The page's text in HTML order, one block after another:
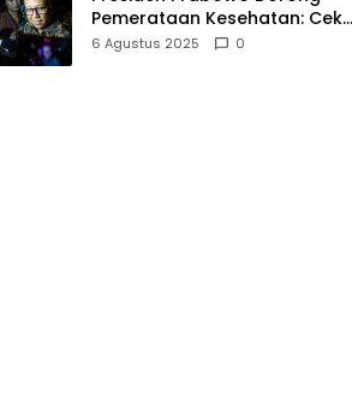
Pemerataan Kesehatan: Cek
Kesehatan Gratis untuk 20
6 Agustus 2025 0